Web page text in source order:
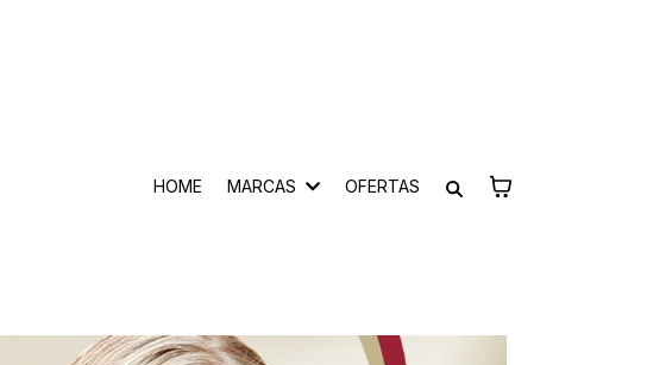
HOME MARCAS OFERTAS